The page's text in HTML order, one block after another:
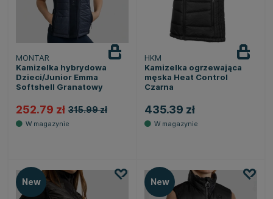
MONTAR
Kamizelka hybrydowa
Dzieci/Junior Emma
Softshell Granatowy
252.79 zł 315.99 zł
HKM
Kamizelka ogrzewająca
męska Heat Control
Czarna
435.39 zł
New New